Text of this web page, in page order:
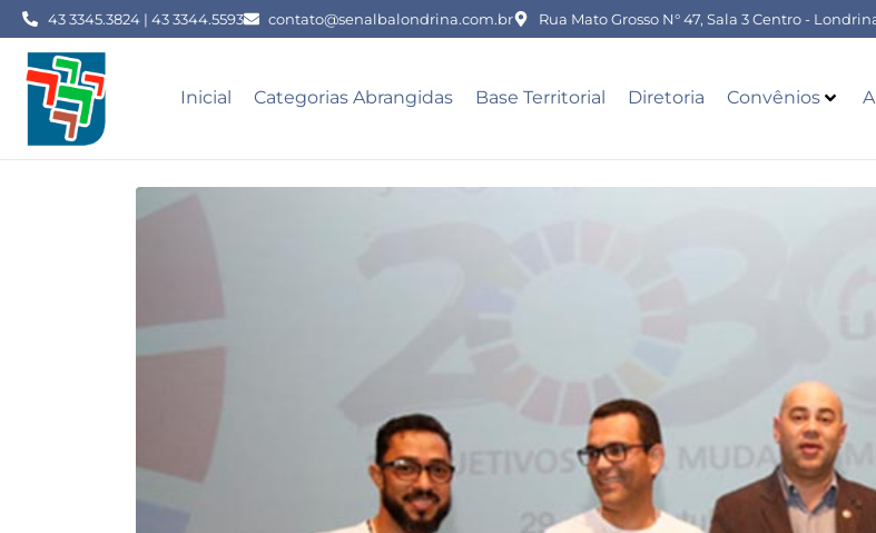
43 3345.3824 | 43 3344.5593 contato@senalbalondrina.com.br Rua Mato Grosso N° 47, Sala 3 Centro -
Inicial Categorias Abrangidas Base Territorial Diretoria Convênios